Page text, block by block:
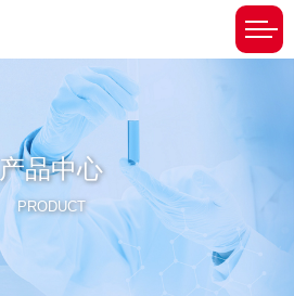
产品中心
PRODUCT